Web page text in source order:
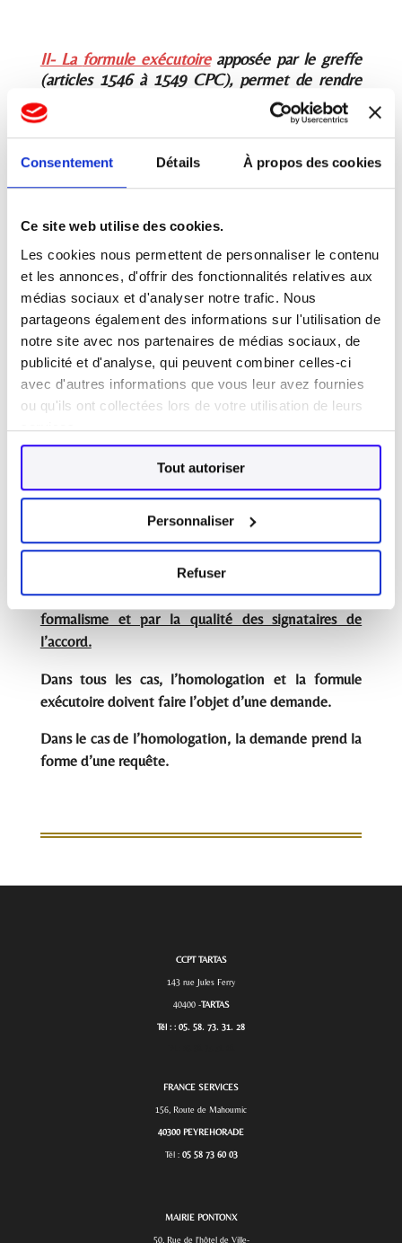
Consentement Détails À propos des cookies
Ce site web utilise des cookies.
Les cookies nous permettent de personnaliser le contenu
et les annonces, d'offrir des fonctionnalités relatives aux
médias sociaux et d'analyser notre trafic. Nous
partageons également des informations sur l'utilisation de
notre site avec nos partenaires de médias sociaux, de
publicité et d'analyse, qui peuvent combiner celles-ci
avec d'autres informations que vous leur avez fournies
ou qu'ils ont collectées lors de votre utilisation de leurs
services.
Tout autoriser
Personnaliser
Refuser
II- La formule exécutoireapposée par le greffe
(articles 1546 à 1549 CPC), permet de rendre
immédiatement exécutoire un acte constatant
un accord, sans nécessiter d'homologation
judiciaire.
l’acte est contresigné par les avocats de chacune
A la demande d’une partie d’un
acte contresigné
par les avocats des parties, constatant un accord
transactionnel
,
même non issu d’une
conciliation, ou médiation ou procédure
participative
Dans ce dernier cas, « La demande est formée par
écrit, en double exemplaire, auprès du greffe de la
pour connaitre du contentieux dans la matière dont
relève l’accord. Le greffe n’appose la formule
exécutoire qu’après avoir vérifié sa compétence et
la nature de l’acte »
Les deux concepts(homologation/ formule
exécutoire)sont liés,mais ils se distinguent par leur
formalisme et par la qualité des signataires de
l’accord.
Dans tous les cas, l’homologation et la formule
exécutoire doivent faire l’objet d’une demande.
Dans le cas de l’homologation, la demande prend la
forme d’une requête.
CCPT TARTAS
143 rue Jules Ferry
40400 -TARTAS
Tél : : 05. 58. 73. 31. 28
FRANCE SERVICES
156, Route de Mahoumic
40300 PEYREHORADE
Tél : 05 58 73 60 03
MAIRIE PONTONX
50, Rue de l'hôtel de Ville-